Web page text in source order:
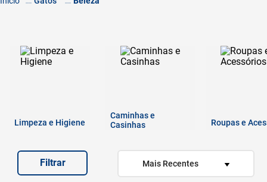
Limpeza e Higiene
Caminhas e
Casinhas
Roupas e
Mais Recentes
Filtrar
9º
ração úmida